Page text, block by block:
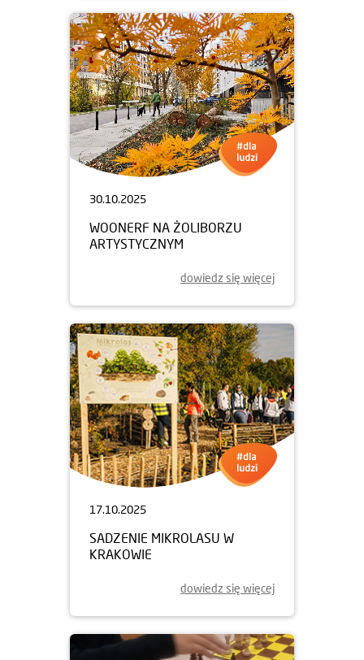
30.10.2025
WOONERF NA ŻOLIBORZU
ARTYSTYCZNYM
dowiedz się więcej
17.10.2025
SADZENIE MIKROLASU W
KRAKOWIE
dowiedz się więcej